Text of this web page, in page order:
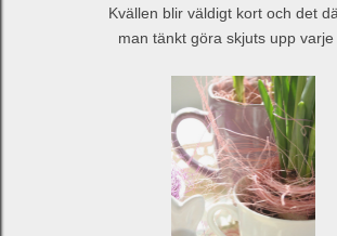
Kvällen blir väldigt kort och det
man tänkt göra skjuts upp varje